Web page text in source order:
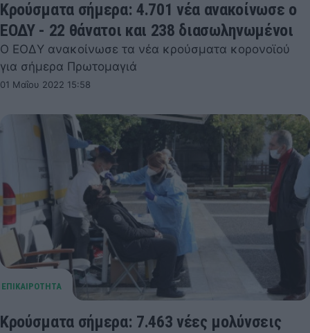
Κρούσματα σήμερα: 4.701 νέα ανακοίνωσε ο
ΕΟΔΥ - 22 θάνατοι και 238 διασωληνωμένοι
Ο ΕΟΔΥ ανακοίνωσε τα νέα κρούσματα κορονοϊού
για σήμερα Πρωτομαγιά
01 Μαΐου 2022 15:58
Κρούσματα σήμερα: 7.463 νέες μολύνσεις